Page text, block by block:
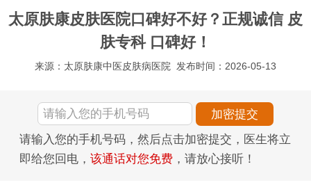
太原肤康皮肤医院口碑好不好？正规诚信 皮
肤专科 口碑好！
来源：太原肤康中医皮肤病医院 发布时间：2026-05-13
请输入您的手机号码，然后点击加密提交，医生将立
即给您回电， 该通话对您免费 ，请放心接听！